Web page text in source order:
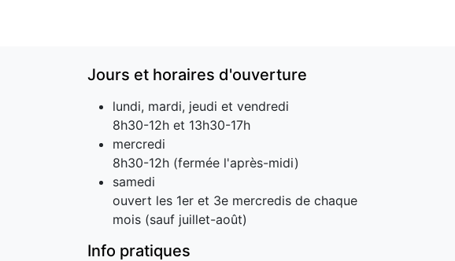
Jours et horaires d'ouverture
lundi, mardi, jeudi et vendredi
8h30-12h et 13h30-17h
mercredi
8h30-12h (fermée l'après-midi)
samedi
ouvert les 1er et 3e mercredis de chaque
mois (sauf juillet-août)
Info pratiques